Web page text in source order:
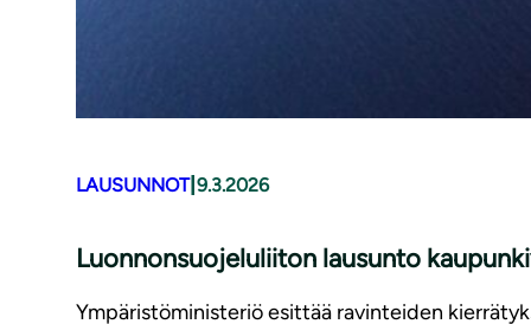
LAUSUNNOT| 9.3.2026
Luonnonsuojeluliiton lausunto
Ympäristöministeriö esittää ravinteiden